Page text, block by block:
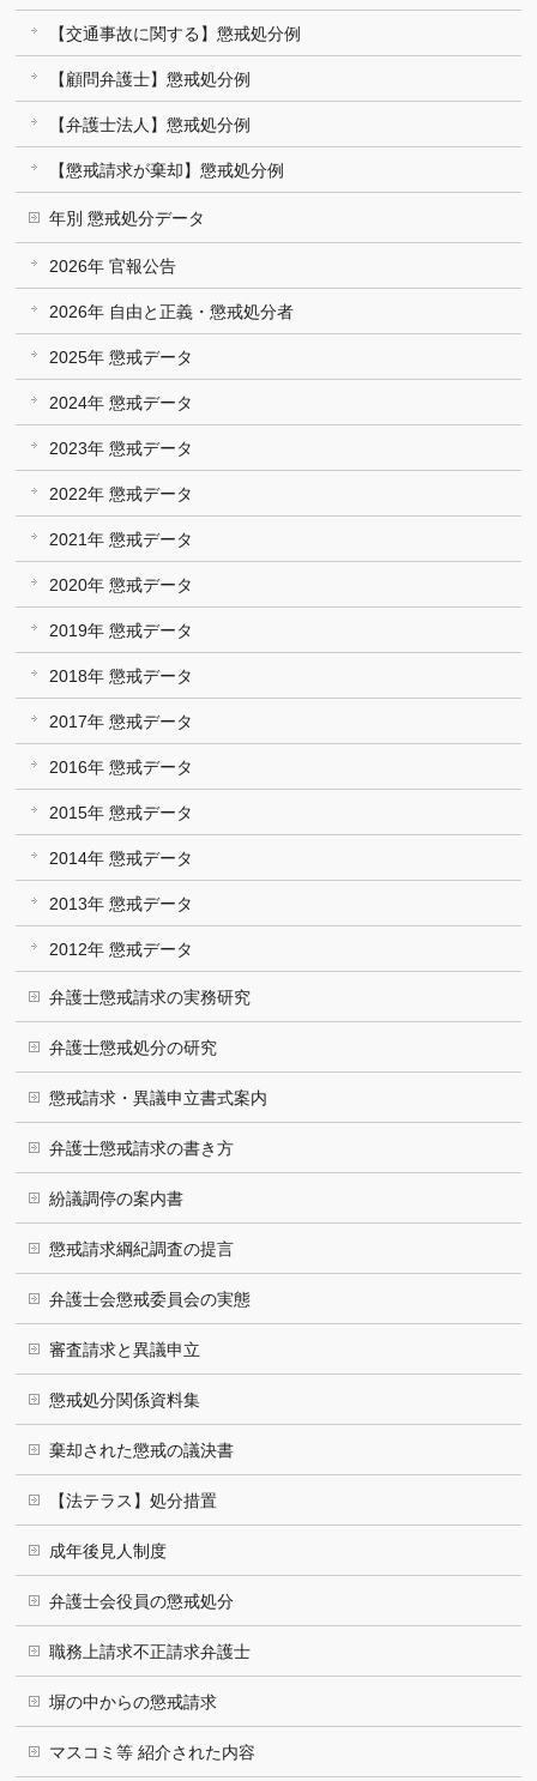
【交通事故に関する】懲戒処分例
【顧問弁護士】懲戒処分例
【弁護士法人】懲戒処分例
【懲戒請求が棄却】懲戒処分例
年別 懲戒処分データ
2026年 官報公告
2026年 自由と正義・懲戒処分者
2025年 懲戒データ
2024年 懲戒データ
2023年 懲戒データ
2022年 懲戒データ
2021年 懲戒データ
2020年 懲戒データ
2019年 懲戒データ
2018年 懲戒データ
2017年 懲戒データ
2016年 懲戒データ
2015年 懲戒データ
2014年 懲戒データ
2013年 懲戒データ
2012年 懲戒データ
弁護士懲戒請求の実務研究
弁護士懲戒処分の研究
懲戒請求・異議申立書式案内
弁護士懲戒請求の書き方
紛議調停の案内書
懲戒請求綱紀調査の提言
弁護士会懲戒委員会の実態
審査請求と異議申立
懲戒処分関係資料集
棄却された懲戒の議決書
【法テラス】処分措置
成年後見人制度
弁護士会役員の懲戒処分
職務上請求不正請求弁護士
塀の中からの懲戒請求
マスコミ等 紹介された内容